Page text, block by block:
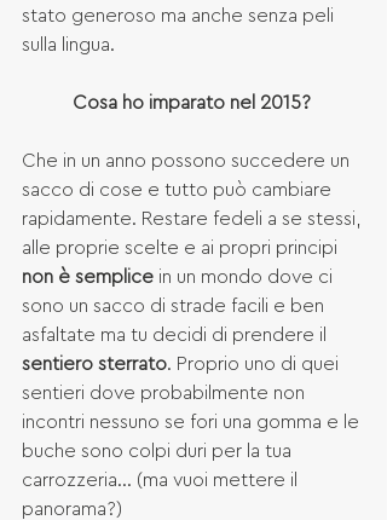
stato generoso ma anche senza peli
sulla lingua.
Cosa ho imparato nel 2015?
Che in un anno possono succedere un
sacco di cose e tutto può cambiare
rapidamente. Restare fedeli a se stessi,
alle proprie scelte e ai propri principi
non è semplice in un mondo dove ci
sono un sacco di strade facili e ben
asfaltate ma tu decidi di prendere il
sentiero sterrato. Proprio uno di quei
sentieri dove probabilmente non
incontri nessuno se fori una gomma e le
buche sono colpi duri per la tua
carrozzeria... (ma vuoi mettere il
panorama?)